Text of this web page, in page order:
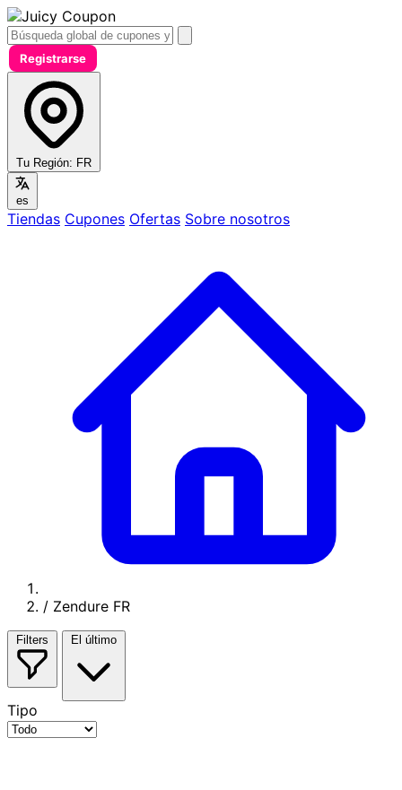
Registrarse
Tu Región: FR
es
Tiendas Cupones Ofertas Sobre nosotros
/ Zendure FR
Filters El último
Tipo